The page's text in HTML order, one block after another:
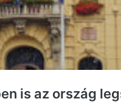
is az ország